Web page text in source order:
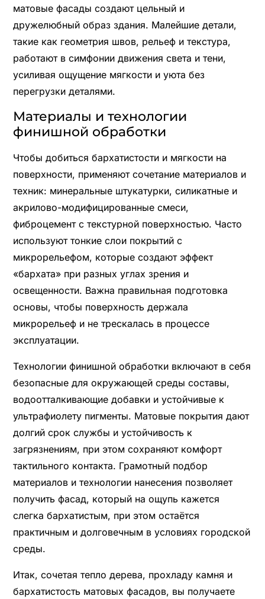
матовые фасады создают цельный и
дружелюбный образ здания. Малейшие детали,
такие как геометрия швов, рельеф и текстура,
работают в симфонии движения света и тени,
усиливая ощущение мягкости и уюта без
перегрузки деталями.
Материалы и технологии
финишной обработки
Чтобы добиться бархатистости и мягкости на
поверхности, применяют сочетание материалов и
техник: минеральные штукатурки, силикатные и
акрилово-модифицированные смеси,
фиброцемент с текстурной поверхностью. Часто
используют тонкие слои покрытий с
микрорельефом, которые создают эффект
«бархата» при разных углах зрения и
освещенности. Важна правильная подготовка
основы, чтобы поверхность держала
микрорельеф и не трескалась в процессе
эксплуатации.
Технологии финишной обработки включают в себя
безопасные для окружающей среды составы,
водоотталкивающие добавки и устойчивые к
ультрафиолету пигменты. Матовые покрытия дают
долгий срок службы и устойчивость к
загрязнениям, при этом сохраняют комфорт
тактильного контакта. Грамотный подбор
материалов и технологии нанесения позволяет
получить фасад, который на ощупь кажется
слегка бархатистым, при этом остаётся
практичным и долговечным в условиях городской
среды.
Итак, сочетая тепло дерева, прохладу камня и
бархатистость матовых фасадов, вы получаете